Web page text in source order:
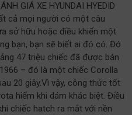
GIÁ XE HYUNDAI HYEDID
cả mọi người có một câu
sở hữu hoặc điều khiển một
bạn, bạn sẽ biết ai đó có. Đó
47 triệu chiếc đã được bán
– đó là một chiếc Corolla
20 giây.Vì vậy, công thức tốt
hiếm khi dám khác biệt. Điều
chiếc hatch ra mắt với nền